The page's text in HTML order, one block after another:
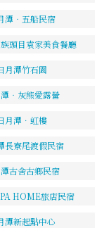
潭‧五船民宿
頭目袁家美食餐廳
月潭竹石園
潭‧灰熊愛露營
月潭．虹樓
長寮尾渡假民宿
古舍古鄉民宿
HOME旅店民宿
潭新起點中心